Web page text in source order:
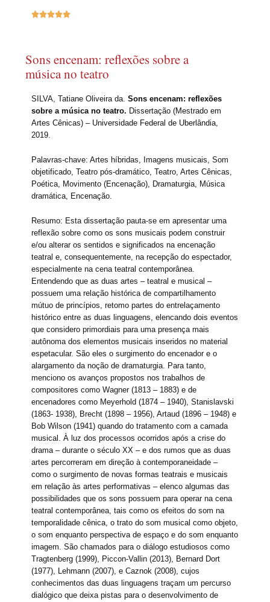

Sons encenam: reflexões sobre a
música no teatro
SILVA, Tatiane Oliveira da.Sons encenam: reflexões
sobre a música no teatro. Dissertação (Mestrado em
Artes Cênicas) – Universidade Federal de Uberlândia,
2019.
Palavras-chave: Artes híbridas, Imagens musicais, Som
objetificado, Teatro pós-dramático, Teatro, Artes Cênicas,
Poética, Movimento (Encenação), Dramaturgia, Música
dramática, Encenação.
Resumo: Esta dissertação pauta-se em apresentar uma
reflexão sobre como os sons musicais podem construir
e/ou alterar os sentidos e significados na encenação
teatral e, consequentemente, na recepção do espectador,
especialmente na cena teatral contemporânea.
Entendendo que as duas artes – teatral e musical –
possuem uma relação histórica de compartilhamento
mútuo de princípios, retomo partes do entrelaçamento
histórico entre as duas linguagens, elencando dois eventos
que considero primordiais para uma presença mais
autônoma dos elementos musicais inseridos no material
espetacular. São eles o surgimento do encenador e o
alargamento da noção de dramaturgia. Para tanto,
menciono os avanços propostos nos trabalhos de
compositores como Wagner (1813 – 1883) e de
encenadores como Meyerhold (1874 – 1940), Stanislavski
(1863- 1938), Brecht (1898 – 1956), Artaud (1896 – 1948) e
Bob Wilson (1941) quando do tratamento com a camada
musical. À luz dos processos ocorridos após a crise do
drama – durante o século XX – e dos rumos que as duas
artes percorreram em direção à contemporaneidade –
como o surgimento de novas formas teatrais e musicais
em relação às artes performativas – elenco algumas das
possibilidades que os sons possuem para operar na cena
teatral contemporânea, tais como os efeitos do som na
temporalidade cênica, o trato do som musical como objeto,
o som enquanto perspectiva de espaço e do som enquanto
imagem. São chamados para o diálogo estudiosos como
Tragtenberg (1999), Piccon-Vallin (2013), Bernard Dort
(1977), Lehmann (2007), e Caznok (2008), cujos
conhecimentos das duas linguagens traçam um percurso
dialógico que deixa pistas para o desenvolvimento de